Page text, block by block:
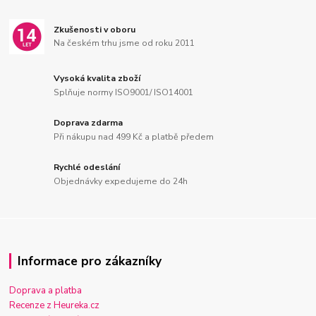
Zkušenosti v oboru
Na českém trhu jsme od roku 2011
Vysoká kvalita zboží
Splňuje normy ISO9001/ ISO14001
Doprava zdarma
Při nákupu nad 499 Kč a platbě předem
Rychlé odeslání
Objednávky expedujeme do 24h
Informace pro zákazníky
Doprava a platba
Recenze z Heureka.cz